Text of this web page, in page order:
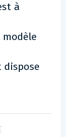
à
modèle
dispose